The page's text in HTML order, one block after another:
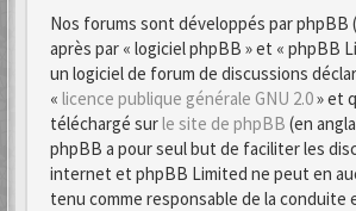
Nos forums sont développés par phpBB
après par « logiciel phpBB » et « phpBB
un logiciel de forum de discussions
« licence publique générale GNU 2.0» et
téléchargé surle site de phpBB (en
phpBB a pour seul but de faciliter les
internet et phpBB Limited ne peut en
tenu comme responsable de la conduite